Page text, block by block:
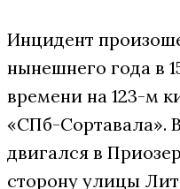
Инцидент
нынешнего года в
времени на 123-м
«СПб-Сортавала».
двигался в
сторону улицы